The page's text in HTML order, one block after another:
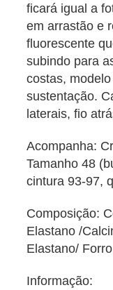
ficará igual a
em arrastão e
fluorescente
subindo para
costas,
sustentação.
laterais, fio
Acompanha:
Tamanho 48
cintura 93-97,
Composição:
Elastano /
Elastano/
Informação: